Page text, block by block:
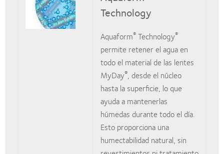
Technology
Aquaform® Technology®
permite retener el agua en
todo el material de las lentes
MyDay®, desde el núcleo
hasta la superficie, lo que
ayuda a mantenerlas
húmedas durante todo el día.
Esto proporciona una
humectabilidad natural, sin